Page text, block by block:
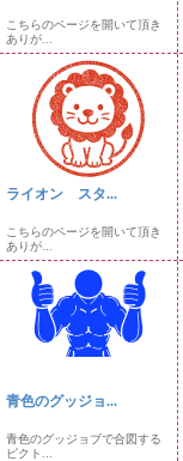
こちらのページを開いて頂き
ありが...
ライオン スタ...
こちらのページを開いて頂き
ありが...
青色のグッジョ...
青色のグッジョブで合図する
ピクト...